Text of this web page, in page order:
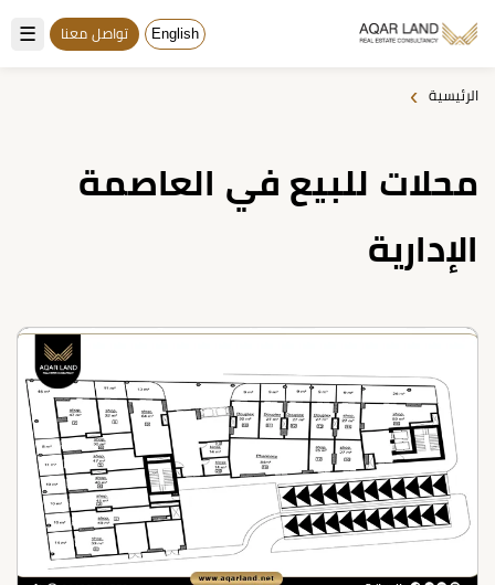
☰ English تواصل معنا
الرئيسية ›
محلات للبيع في العاصمة
الإدارية